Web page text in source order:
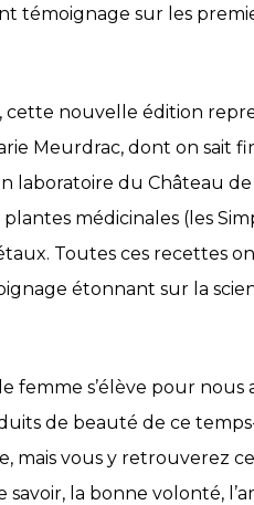
témoignage sur les
cette nouvelle édition
Meurdrac, dont on sait
laboratoire du Château
médicinales (les
Toutes ces recettes
étonnant sur la
femme s’élève pour
de beauté de ce
mais vous y retrouverez
savoir, la bonne volonté,